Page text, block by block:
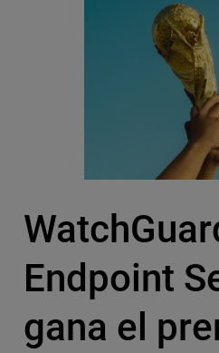
Endpoint
gana el